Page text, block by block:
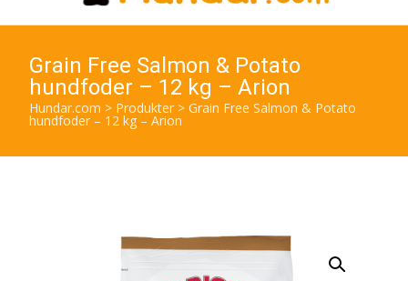
Grain Free Salmon & Potato
hundfoder – 12 kg – Arion
Hundar.com > Produkter > Grain Free Salmon & Potato
hundfoder – 12 kg – Arion